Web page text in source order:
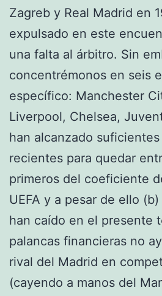
Zagreb y Real Madrid en
expulsado en este
una falta al árbitro. Sin
concentrémonos en seis
específico: Manchester
Liverpool, Chelsea,
han alcanzado
recientes para quedar
primeros del coeficiente
UEFA y a pesar de ello
han caído en el presente
palancas financieras no
rival del Madrid en
(cayendo a manos del